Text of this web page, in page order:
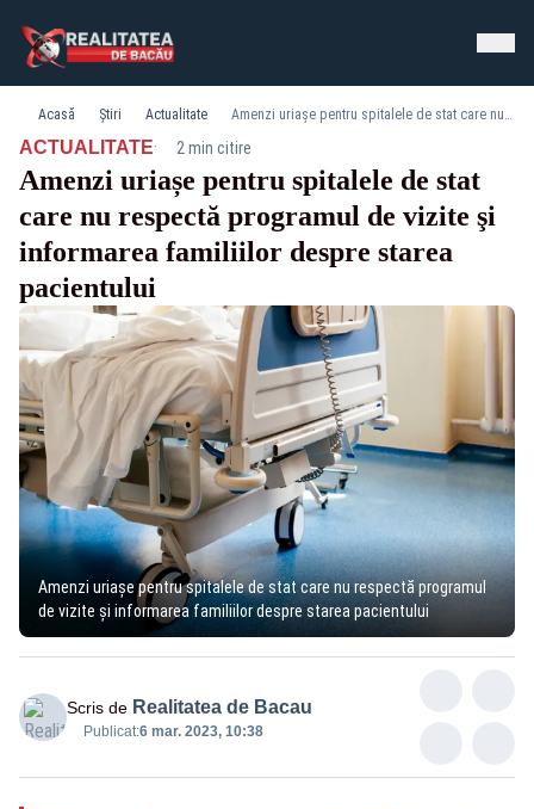
Acasă Știri Actualitate Amenzi uriașe pentru spitalele de stat care nu respectă programul de vizite şi informarea familiilor despre starea pacientului
ACTUALITATE· 2 min citire
Amenzi uriașe pentru spitalele de stat
care nu respectă programul de vizite şi
informarea familiilor despre starea
pacientului
Amenzi uriașe pentru spitalele de stat care nu respectă programul
de vizite şi informarea familiilor despre starea pacientului
Scris de Realitatea de Bacau
Publicat:6 mar. 2023, 10:38